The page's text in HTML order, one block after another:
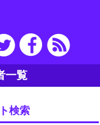
一覧
検索